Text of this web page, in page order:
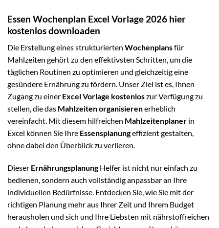
Essen Wochenplan Excel Vorlage 2026 hier
kostenlos downloaden
Die Erstellung eines strukturierten Wochenplansfür
Mahlzeiten gehört zu den effektivsten Schritten, um die
täglichen Routinen zu optimieren und gleichzeitig eine
gesündere Ernährung zu fördern. Unser Ziel ist es, Ihnen
Zugang zu einer Excel Vorlage kostenloszur Verfügung zu
stellen, die das Mahlzeiten organisierenerheblich
vereinfacht. Mit diesem hilfreichen Mahlzeitenplaner in
Excel können Sie Ihre Essensplanungeffizient gestalten,
ohne dabei den Überblick zu verlieren.
Dieser ErnährungsplanungHelfer ist nicht nur einfach zu
bedienen, sondern auch vollständig anpassbar an Ihre
individuellen Bedürfnisse. Entdecken Sie, wie Sie mit der
richtigen Planung mehr aus Ihrer Zeit und Ihrem Budget
herausholen und sich und Ihre Liebsten mit nährstoffreichen